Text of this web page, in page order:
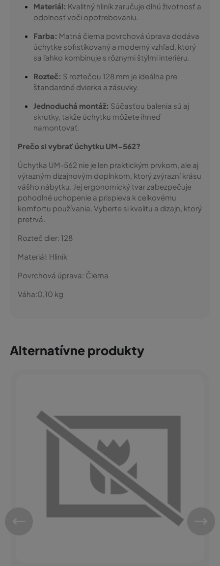
Materiál: Kvalitný hliník zaručuje dlhú životnosť a
odolnosť voči opotrebovaniu.
Farba: Matná čierna povrchová úprava dodáva
úchytke sofistikovaný a moderný vzhľad, ktorý
sa ľahko kombinuje s rôznymi štýlmi interiéru.
Rozteč: S roztečou 128 mm je ideálna pre
štandardné dvierka a zásuvky.
Jednoduchá montáž: Súčasťou balenia sú aj
skrutky, takže úchytku môžete ihneď
namontovať.
Prečo si vybrať úchytku UM-562?
Úchytka UM-562 nie je len praktickým prvkom, ale aj
výrazným dizajnovým doplnkom, ktorý zvýrazní krásu
vášho nábytku. Jej ergonomický tvar zabezpečuje
pohodlné uchopenie a prispieva k celkovému
komfortu používania. Vyberte si kvalitu a dizajn, ktorý
pretrvá.
Rozteč dier: 128
Materiál: Hliník
Povrchová úprava: Čierna
Váha:0,10 kg
Alternatívne produkty